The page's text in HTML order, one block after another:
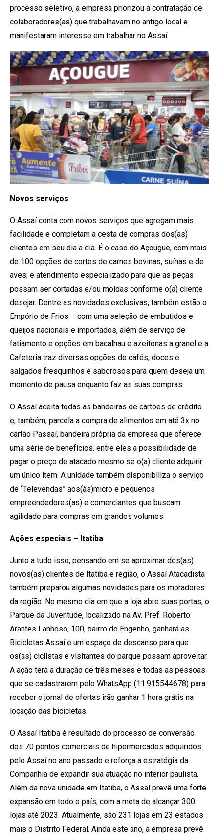
processo seletivo, a empresa priorizou a contratação de
colaboradores(as) que trabalhavam no antigo local e
manifestaram interesse em trabalhar no Assaí.
Novos serviços
O Assaí conta com novos serviços que agregam mais
facilidade e completam a cesta de compras dos(as)
clientes em seu dia a dia. É o caso do Açougue, com mais
de 100 opções de cortes de carnes bovinas, suínas e de
aves; e atendimento especializado para que as peças
possam ser cortadas e/ou moídas conforme o(a) cliente
desejar. Dentre as novidades exclusivas, também estão o
Empório de Frios – com uma seleção de embutidos e
queijos nacionais e importados, além de serviço de
fatiamento e opções em bacalhau e azeitonas a granel e a
Cafeteria traz diversas opções de cafés, doces e
salgados fresquinhos e saborosos para quem deseja um
momento de pausa enquanto faz as suas compras.
O Assaí aceita todas as bandeiras de cartões de crédito
e, também, parcela a compra de alimentos em até 3x no
cartão Passaí, bandeira própria da empresa que oferece
uma série de benefícios, entre eles a possibilidade de
pagar o preço de atacado mesmo se o(a) cliente adquirir
um único item. A unidade também disponibiliza o serviço
de “Televendas” aos(às)micro e pequenos
empreendedores(as) e comerciantes que buscam
agilidade para compras em grandes volumes.
Ações especiais – Itatiba
Junto a tudo isso, pensando em se aproximar dos(as)
novos(as) clientes de Itatiba e região, o Assaí Atacadista
também preparou algumas novidades para os moradores
da região. No mesmo dia em que a loja abre suas portas, o
Parque da Juventude, localizado na Av. Pref. Roberto
Arantes Lanhoso, 100, bairro do Engenho, ganhará as
Bicicletas Assaí e um espaço de descanso para que
os(as) ciclistas e visitantes do parque possam aproveitar.
A ação terá a duração de três meses e todas as pessoas
que se cadastrarem pelo WhatsApp (11.915544678) para
receber o jornal de ofertas irão ganhar 1 hora grátis na
locação das bicicletas.
O Assaí Itatiba é resultado do processo de conversão
dos 70 pontos comerciais de hipermercados adquiridos
pelo Assaí no ano passado e reforça a estratégia da
Companhia de expandir sua atuação no interior paulista.
Além da nova unidade em Itatiba, o Assaí prevê uma forte
expansão em todo o país, com a meta de alcançar 300
lojas até 2023. Atualmente, são 231 lojas em 23 estados
mais o Distrito Federal. Ainda este ano, a empresa prevê